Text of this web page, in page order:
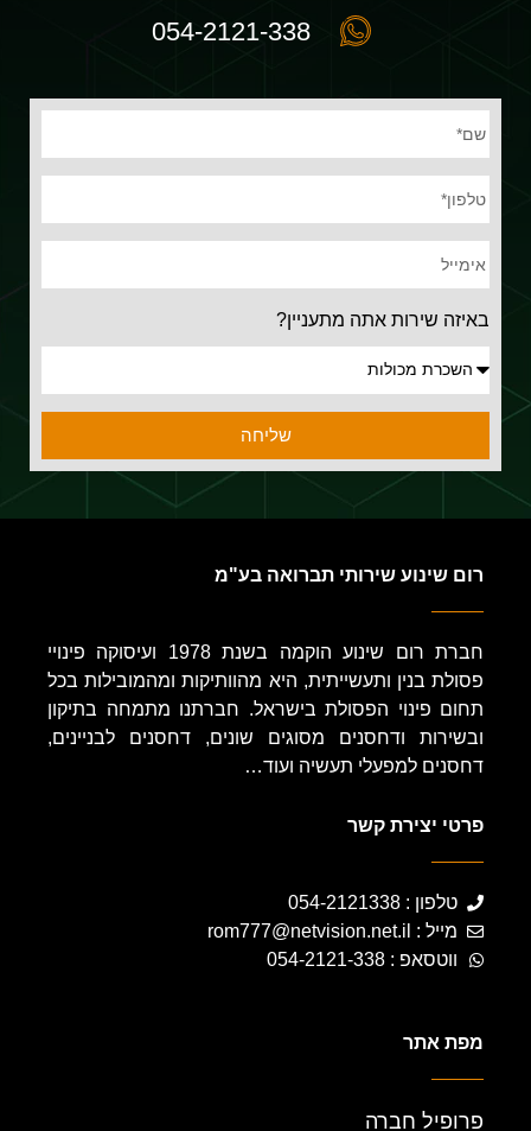
054-2121-338
באיזה שירות אתה מתעניין?
שליחה
רום שינוע שירותי תברואה בע"מ
חברת רום שינוע הוקמה בשנת 1978 ועיסוקה פינויי
פסולת בנין ותעשייתית, היא מהוותיקות ומהמובילות בכל
תחום פינוי הפסולת בישראל. חברתנו מתמחה בתיקון
ובשירות ודחסנים מסוגים שונים, דחסנים לבניינים,
דחסנים למפעלי תעשיה ועוד…
פרטי יצירת קשר
טלפון : 054-2121338
מייל : rom777@netvision.net.il
ווטסאפ : 054-2121-338
מפת אתר
פרופיל חברה